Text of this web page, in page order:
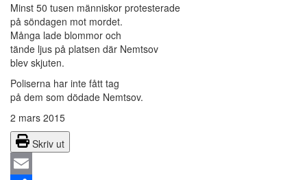
Minst 50 tusen människor protesterade
på söndagen mot mordet.
Många lade blommor och
tände ljus på platsen där Nemtsov
blev skjuten.
Poliserna har inte fått tag
på dem som dödade Nemtsov.
2 mars 2015
Skriv ut